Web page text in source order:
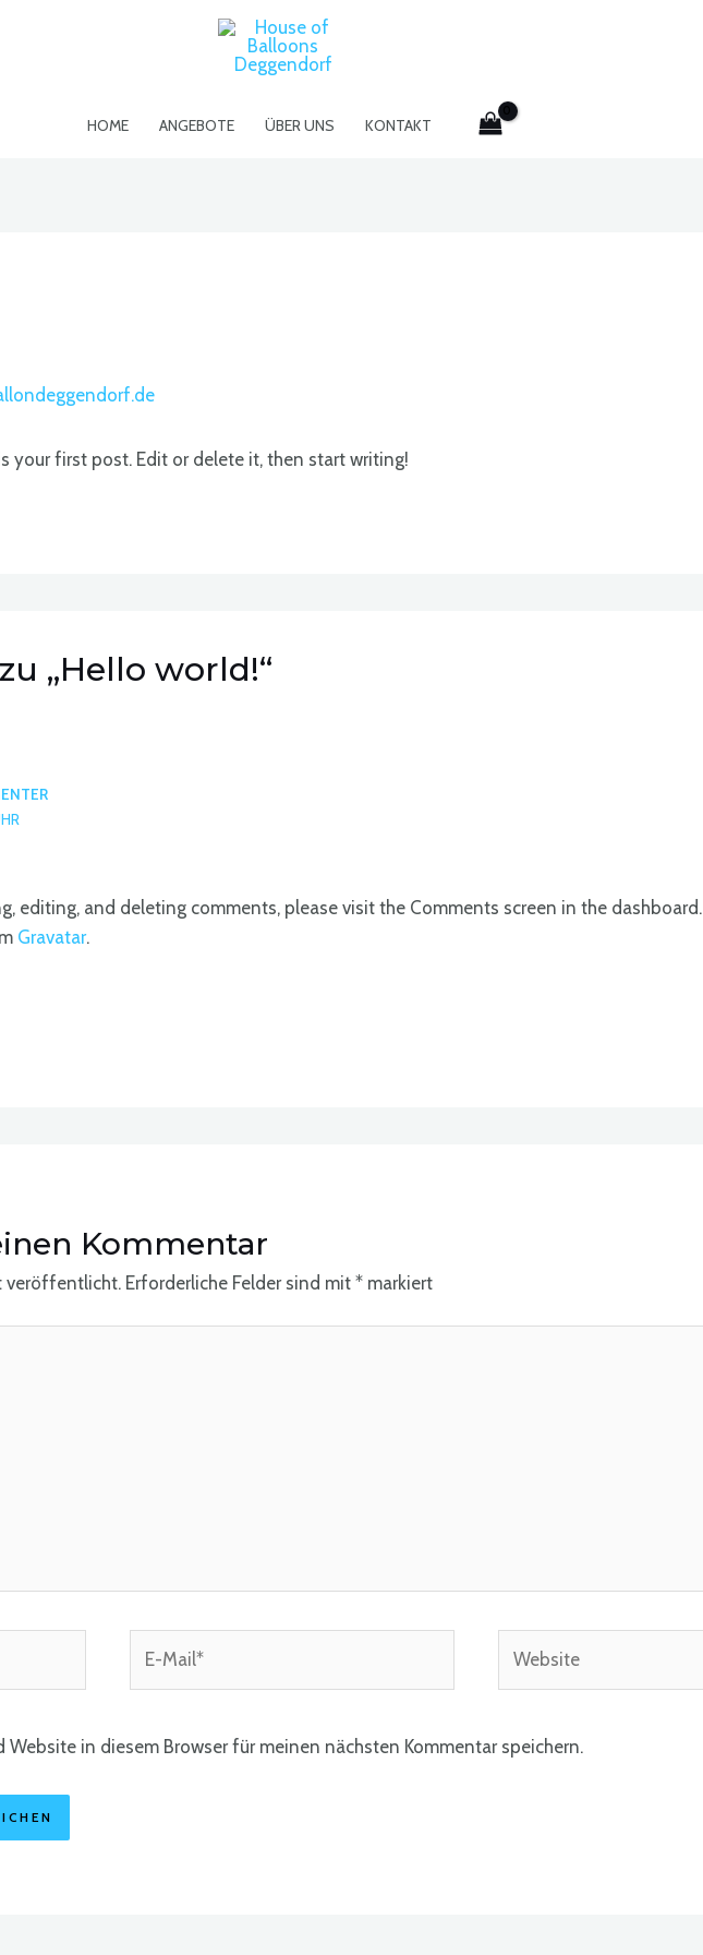
HOME ANGEBOTE ÜBER UNS KONTAKT
your first post. Edit or delete it, then start writing!
„Hello world!“
editing, and deleting comments, please visit the Comments screen in the dashboard.
Gravatar.
Kommentar
veröffentlicht. Erforderliche Felder sind mit* markiert
Mail*
Website in diesem Browser für meinen nächsten Kommentar speichern.